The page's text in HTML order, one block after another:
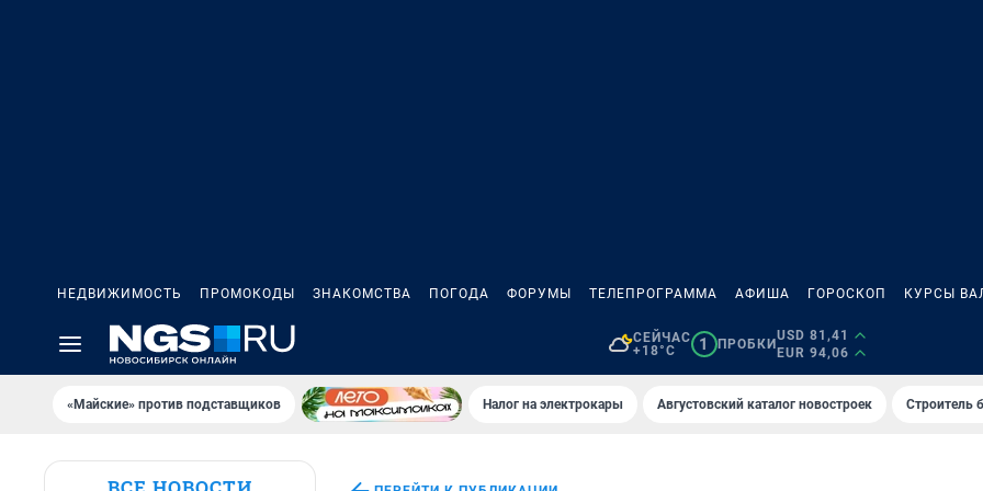
НЕДВИЖИМОСТЬ ПРОМОКОДЫ ЗНАКОМСТВА ПОГОДА ФОРУМЫ ТЕЛЕПРОГРАММА АФИША ГОРОСКОП КУРСЫ
СЕЙЧАС
+18°C
1 ПРОБКИ
USD 81,41
EUR 94,06
«Майские» против подставщиков Налог на электрокары Августовский каталог новостроек Строитель